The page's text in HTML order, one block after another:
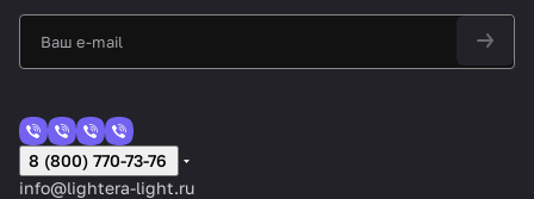
8 (800) 770-73-76
info@lightera-light.ru